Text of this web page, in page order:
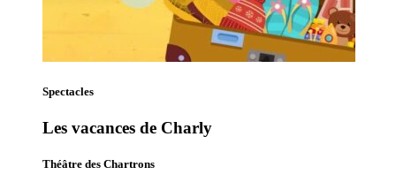
Spectacles
Les vacances de Charly
Théâtre des Chartrons